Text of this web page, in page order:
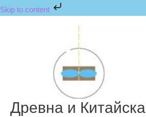
Skip to content
Skip
to
Древна и Китайска